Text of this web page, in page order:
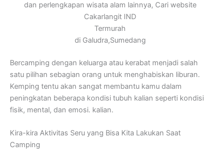
dan perlengkapan wisata alam lainnya, Cari website
Cakarlangit IND
Termurah
di Galudra,Sumedang
Bercamping dengan keluarga atau kerabat menjadi salah
satu pilihan sebagian orang untuk menghabiskan liburan.
Kemping tentu akan sangat membantu kamu dalam
peningkatan beberapa kondisi tubuh kalian seperti kondisi
fisik, mental, dan emosi. kalian.
Kira-kira Aktivitas Seru yang Bisa Kita Lakukan Saat
Camping